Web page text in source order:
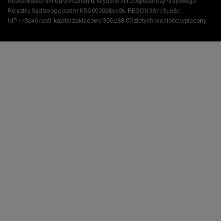
Rejestru Sądowego pod nr KRS 0000685595, REGON 367731587,
NIP 7792467259, kapitał zakładowy 306.288,00 złotych w całości wpłacony.